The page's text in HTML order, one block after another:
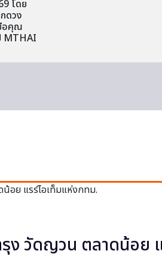
โดย
ดวง
อคุณ
MTHAI
ง วัดญวน ตลาดน้อย